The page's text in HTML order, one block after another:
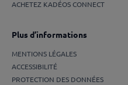
ACHETEZ KADÉOS CONNECT
Plus d’informations
MENTIONS LÉGALES
ACCESSIBILITÉ
PROTECTION DES DONNÉES